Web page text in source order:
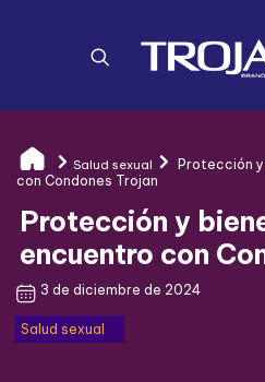
TODO SOBRE
DÓNDE
Salud sexual
Protección
con Condones Trojan
Protección y
encuentro con
3 de diciembre de 2024
Salud sexual